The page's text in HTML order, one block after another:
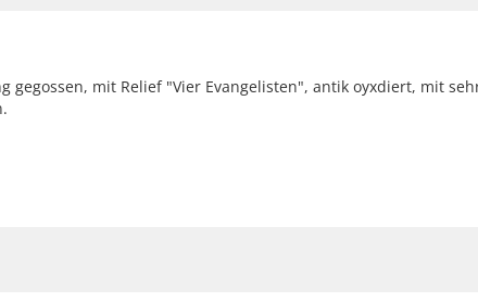
gegossen, mit Relief "Vier Evangelisten", antik oyxdiert, mit